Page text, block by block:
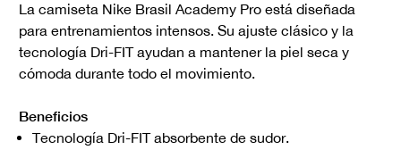
La camiseta Nike Brasil Academy Pro está diseñada
para entrenamientos intensos. Su ajuste clásico y la
tecnología Dri-FIT ayudan a mantener la piel seca y
cómoda durante todo el movimiento.
Beneficios
Tecnología Dri-FIT absorbente de sudor.